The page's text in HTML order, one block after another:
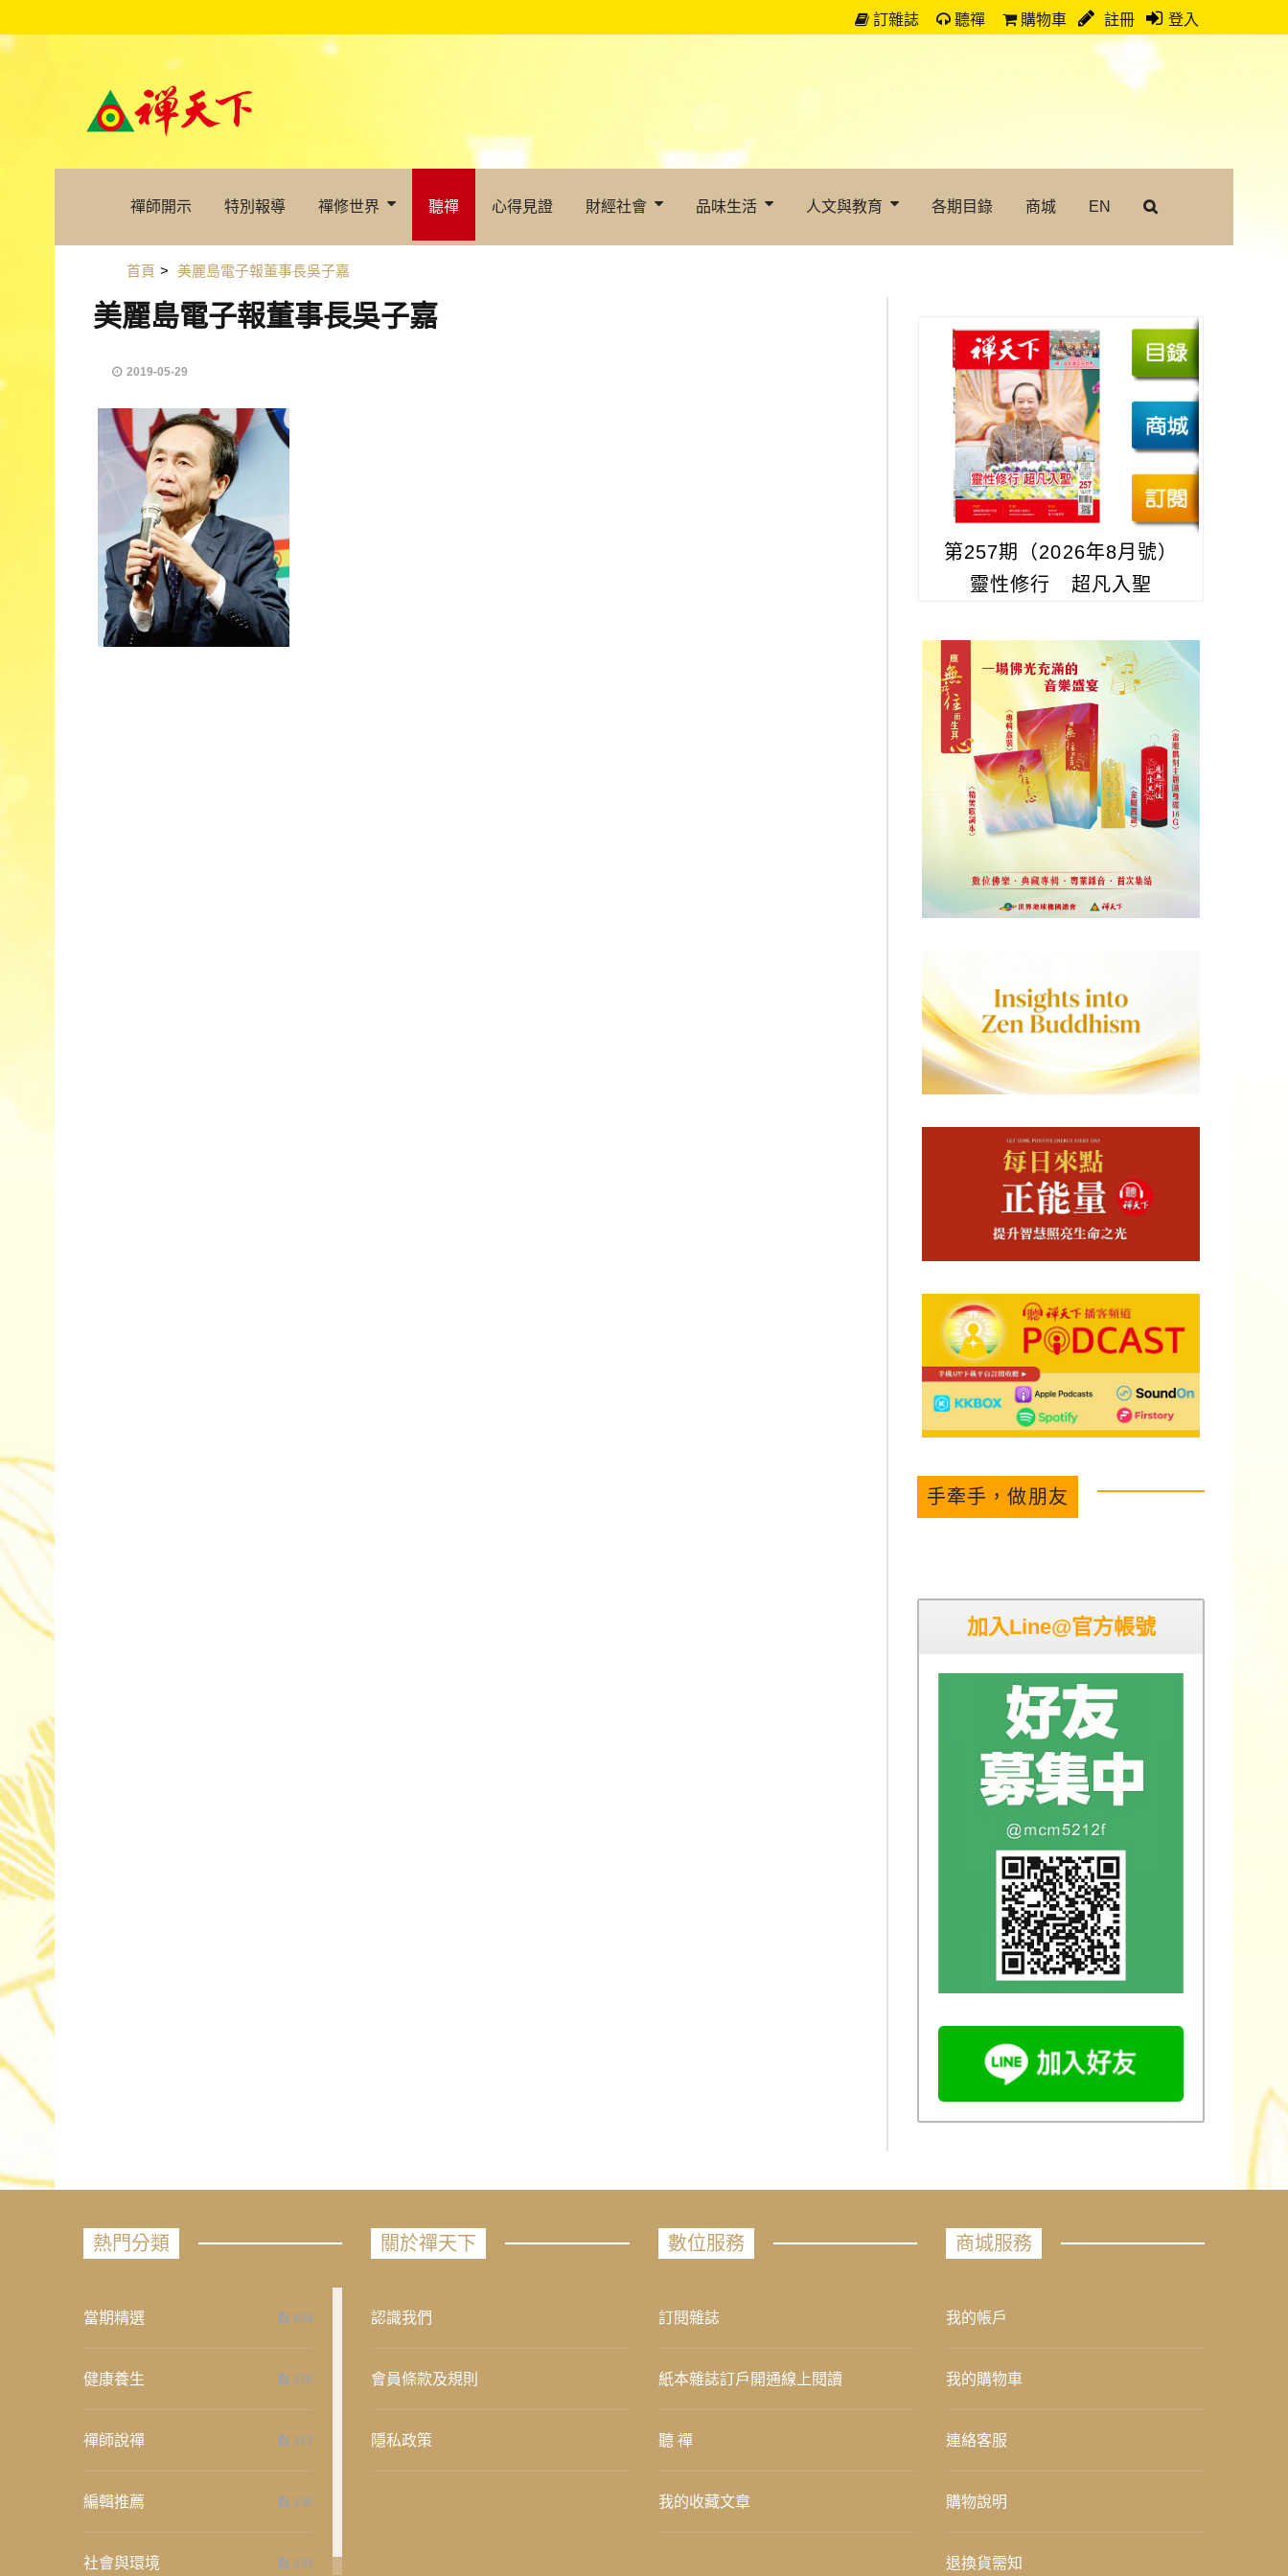
訂雜誌 聽禪 購物車 註冊 登入
禪師開示 特別報導 禪修世界 聽禪 心得見證 財經社會 品味生活 人文與教育 各期目錄 商城 EN
首頁 > 美麗島電子報董事長吳子嘉
美麗島電子報董事長吳子嘉
2019-05-29
第257期（2026年8月號）
靈性修行 超凡入聖
手牽手，做朋友
加入Line@官方帳號
熱門分類
當期精選 658
健康養生 276
禪師說禪 267
編輯推薦 236
社會與環境 235
關於禪天下
認識我們
會員條款及規則
隱私政策
數位服務
訂閱雜誌
紙本雜誌訂戶開通線上閱讀
聽 禪
我的收藏文章
商城服務
我的帳戶
我的購物車
連絡客服
購物說明
退換貨需知